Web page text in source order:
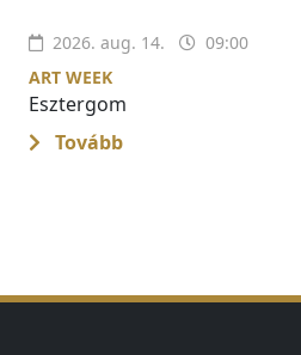
2026. aug. 14.
09:00
ART WEEK
Esztergom
Tovább